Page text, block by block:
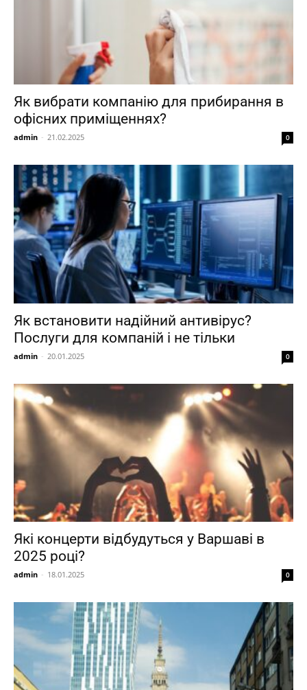
Як вибрати компанію для прибирання в
офісних приміщеннях?
admin - 21.02.2025 0
Як встановити надійний антивірус?
Послуги для компаній і не тільки
admin - 20.01.2025 0
Які концерти відбудуться у Варшаві в
2025 році?
admin - 18.01.2025 0